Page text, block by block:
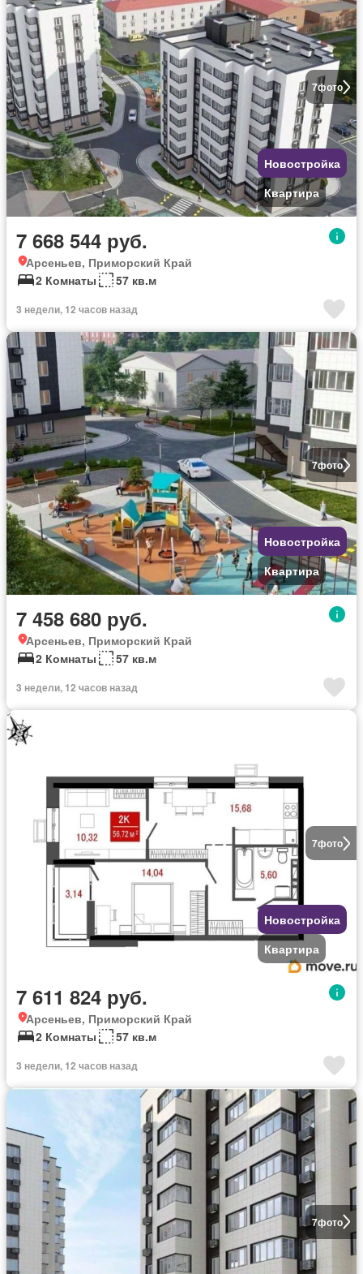
7фото
Новостройка
Квартира
7 668 544 руб.
Арсеньев, Приморский Край
2 Комнаты
57 кв.м
3 недели, 12 часов назад
7фото
Новостройка
Квартира
7 458 680 руб.
Арсеньев, Приморский Край
2 Комнаты
57 кв.м
3 недели, 12 часов назад
7фото
Новостройка
Квартира
7 611 824 руб.
Арсеньев, Приморский Край
2 Комнаты
57 кв.м
3 недели, 12 часов назад
7фото